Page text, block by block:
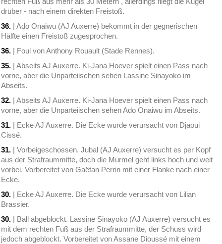
drüber - nach einem direkten Freistoß.
36. | Ado Onaiwu (AJ Auxerre) bekommt in der gegnerischen
Hälfte einen Freistoß zugesprochen.
36. | Foul von Anthony Rouault (Stade Rennes).
35. | Abseits AJ Auxerre. Ki-Jana Hoever spielt einen Pass nach
vorne, aber die Unparteiischen sehen Lassine Sinayoko im
Abseits.
32. | Abseits AJ Auxerre. Ki-Jana Hoever spielt einen Pass nach
vorne, aber die Unparteiischen sehen Ado Onaiwu im Abseits.
31. | Ecke AJ Auxerre. Die Ecke wurde verursacht von Djaoui
Cissé.
31. | Vorbeigeschossen. Jubal (AJ Auxerre) versucht es per Kopf
aus der Strafraummitte, doch die Murmel geht links hoch und weit
vorbei. Vorbereitet von Gaëtan Perrin mit einer Flanke nach einer
Ecke.
30. | Ecke AJ Auxerre. Die Ecke wurde verursacht von Lilian
Brassier.
30. | Ball abgeblockt. Lassine Sinayoko (AJ Auxerre) versucht es
mit dem rechten Fuß aus der Strafraummitte, der Schuss wird
jedoch abgeblockt. Vorbereitet von Assane Dioussé mit einem